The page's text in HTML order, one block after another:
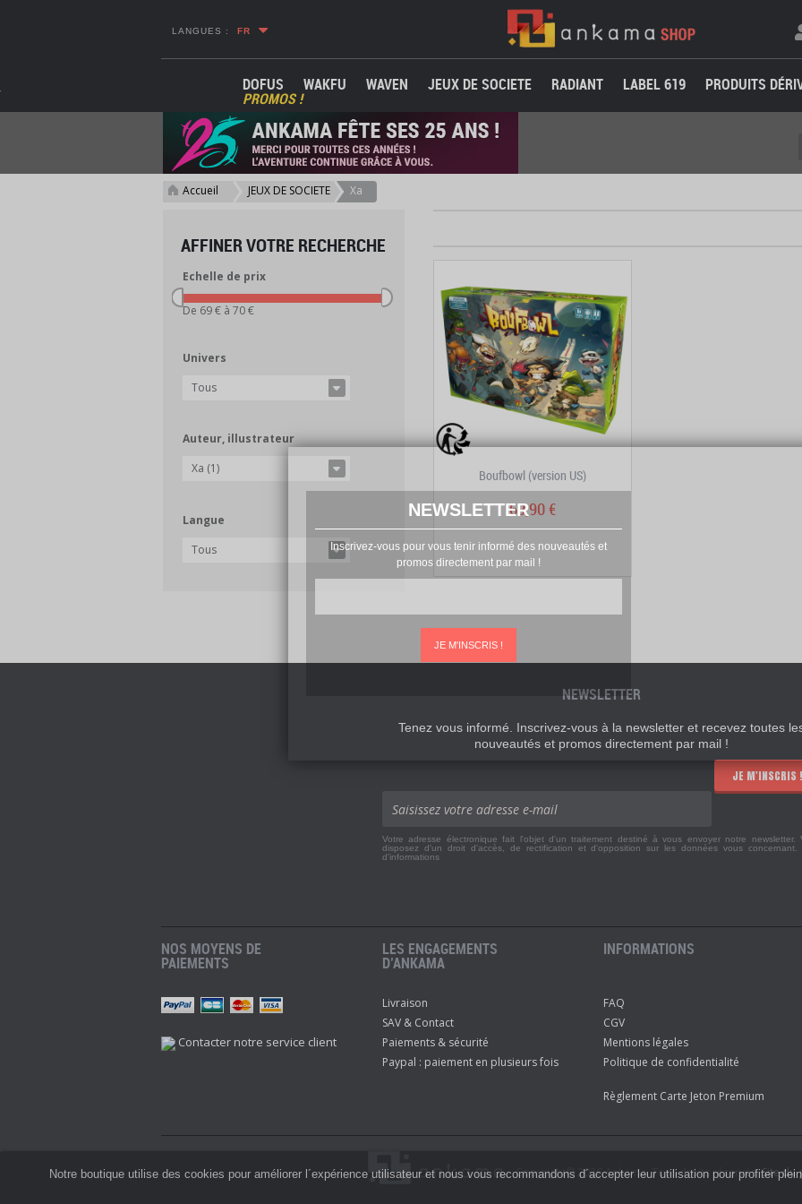
NEWSLETTER
Inscrivez-vous pour vous tenir informé des nouveautés et
promos directement par mail !
JE M'INSCRIS !
Notre boutique utilise des cookies pour améliorer l´expérience utilisateur et nous vous recommandons d´accepter leur utilisation pour profiter
LANGUES : FR
DOFUS WAKFU WAVEN JEUX DE SOCIETE RADIANT LABEL 619 PRODUITS
PROMOS !
Accueil JEUX DE SOCIETE
> Xa
AFFINER VOTRE RECHERCHE
Echelle de prix
De 69 € à 70 €
Univers
Tous
Auteur, illustrateur
Xa (1)
Langue
Tous
Boufbowl (version US)
69,90 €
NEWSLETTER
Tenez vous informé. Inscrivez-vous à la newsletter et recevez toutes
nouveautés et promos directement par mail !
JE M'INSCRIS !
Votre adresse électronique fait l'objet d'un traitement destiné à vous envoyer notre newsletter.
disposez d'un droit d'accès, de rectification et d'opposition sur les données vous concernant.
d'informations
NOS MOYENS DE
PAIEMENTS
Contacter notre service client
LES ENGAGEMENTS
D’ANKAMA
Livraison
SAV & Contact
Paiements & sécurité
Paypal : paiement en plusieurs fois
INFORMATIONS
FAQ
CGV
Mentions légales
Politique de confidentialité
Règlement Carte Jeton Premium
Copyright© 2026 Ankama. Tous droits réservés.Site du